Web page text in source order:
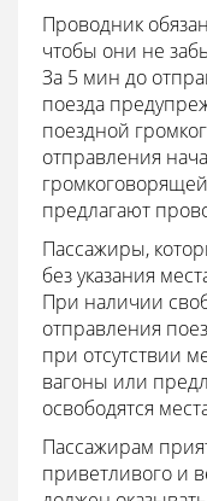
Проводник
чтобы они не
За 5 мин до
поезда
поездной
отправления
предлагают
Пассажиры,
без указания
При наличии
отправления
при отсутствии
вагоны или
освободятся
Пассажирам
приветливого и